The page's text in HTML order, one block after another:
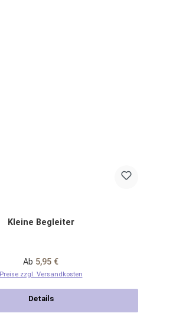
Kleine Begleiter
Regulärer Preis:
Ab 5,95 €
Preise zzgl. Versandkosten
Details